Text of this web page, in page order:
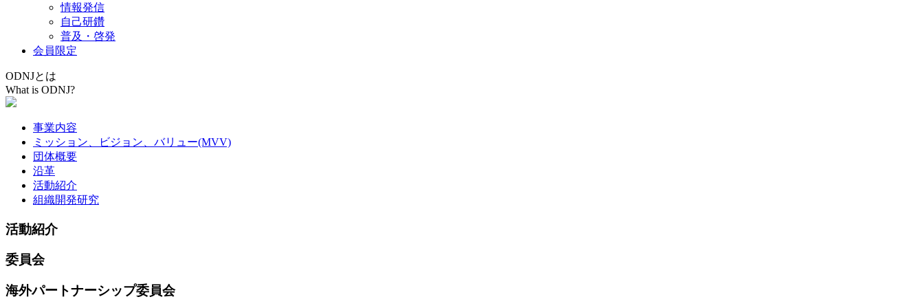
情報発信
自己研鑽
普及・啓発
会員限定
ODNJとは
What is ODNJ?
事業内容
ミッション、ビジョン、バリュー(MVV)
団体概要
沿革
活動紹介
組織開発研究
活動紹介
委員会
海外パートナーシップ委員会